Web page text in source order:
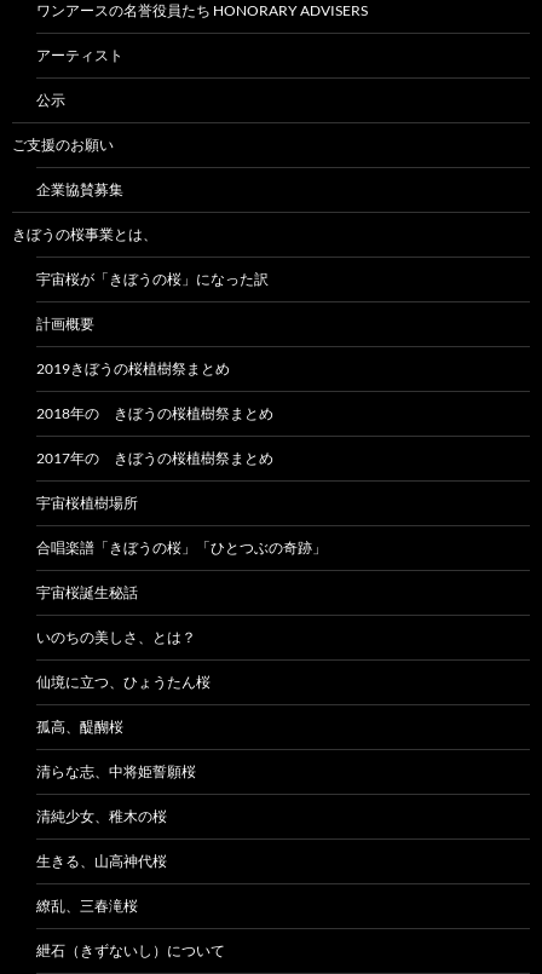
ワンアースの名誉役員たち HONORARY ADVISERS
アーティスト
公示
ご支援のお願い
企業協賛募集
きぼうの桜事業とは、
宇宙桜が「きぼうの桜」になった訳
計画概要
2019きぼうの桜植樹祭まとめ
2018年の きぼうの桜植樹祭まとめ
2017年の きぼうの桜植樹祭まとめ
宇宙桜植樹場所
合唱楽譜「きぼうの桜」「ひとつぶの奇跡」
宇宙桜誕生秘話
いのちの美しさ、とは？
仙境に立つ、ひょうたん桜
孤高、醍醐桜
清らな志、中将姫誓願桜
清純少女、稚木の桜
生きる、山高神代桜
繚乱、三春滝桜
紲石（きずないし）について